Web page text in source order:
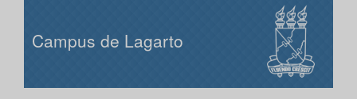
Campus de Lagarto